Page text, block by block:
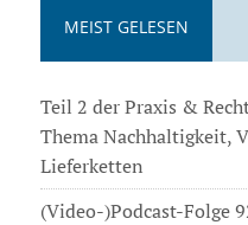
MEIST GELESEN
Teil 2 der Praxis &
Thema Nachhaltigkeit,
Lieferketten
(Video-)Podcast-Folge